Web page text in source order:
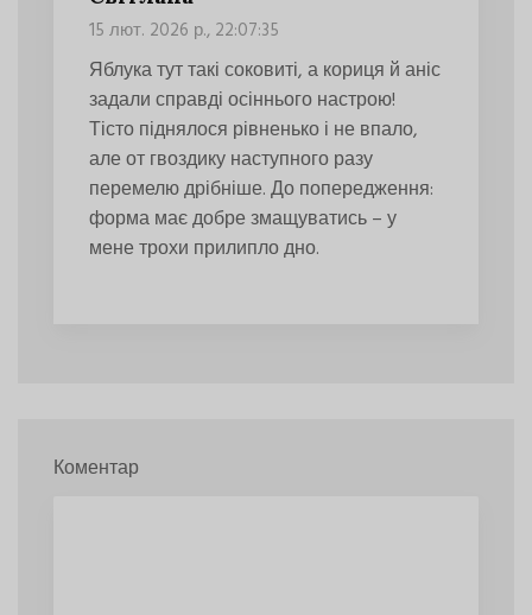
15 лют. 2026 р., 22:07:35
Яблука тут такі соковиті, а кориця й аніс
задали справді осіннього настрою!
Тісто піднялося рівненько і не впало,
але от гвоздику наступного разу
перемелю дрібніше. До попередження:
форма має добре змащуватись – у
мене трохи прилипло дно.
Коментар